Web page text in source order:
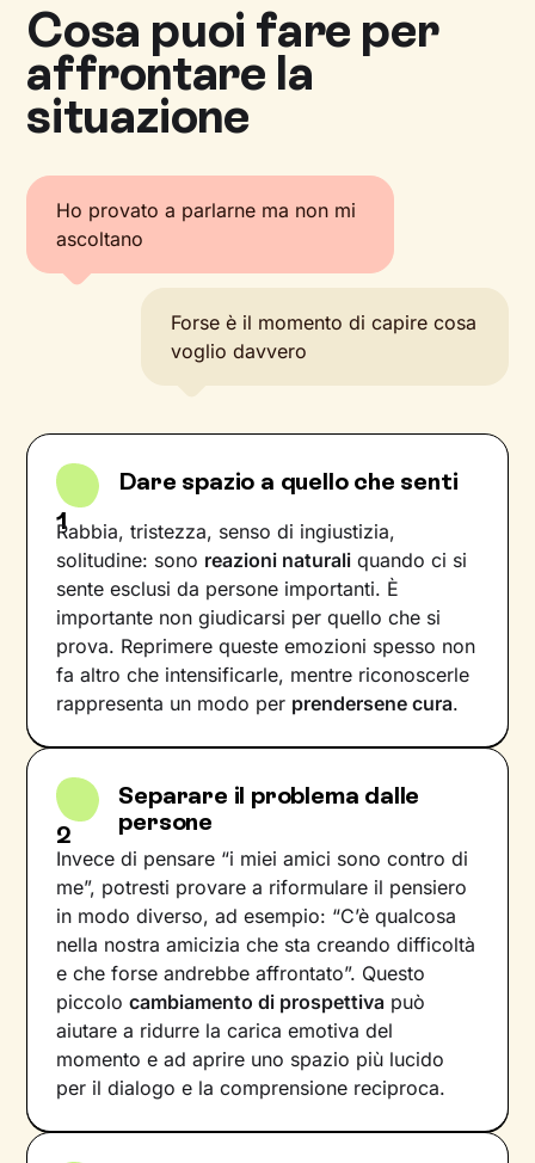
Cosa puoi fare per
affrontare la
situazione
Ho provato a parlarne ma non mi
ascoltano
Forse è il momento di capire cosa
voglio davvero
1
Dare spazio a quello che senti
Rabbia, tristezza, senso di ingiustizia,
solitudine: sono reazioni naturali quando ci si
sente esclusi da persone importanti. È
importante non giudicarsi per quello che si
prova. Reprimere queste emozioni spesso non
fa altro che intensificarle, mentre riconoscerle
rappresenta un modo per prendersene cura.
2
Separare il problema dalle
persone
Invece di pensare “i miei amici sono contro di
me”, potresti provare a riformulare il pensiero
in modo diverso, ad esempio: “C’è qualcosa
nella nostra amicizia che sta creando difficoltà
e che forse andrebbe affrontato”. Questo
piccolocambiamento di prospettiva può
aiutare a ridurre la carica emotiva del
momento e ad aprire uno spazio più lucido
per il dialogo e la comprensione reciproca.